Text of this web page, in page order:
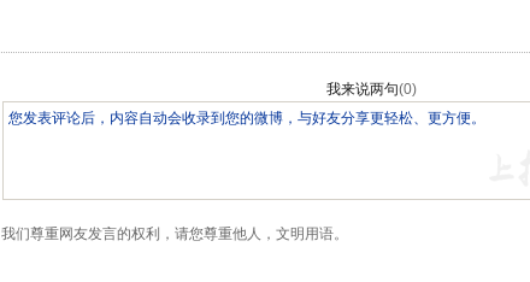
我来说两句(0)
我们尊重网友发言的权利，请您尊重他人，文明用语。